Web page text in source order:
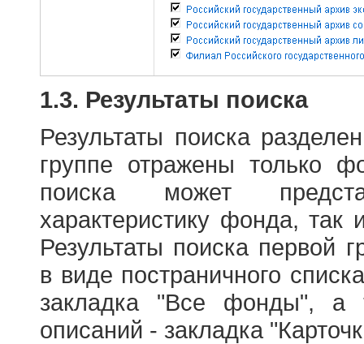
1.3. Результаты поиска
Результаты поиска
группе отражены только
поиска может
характеристику фонда,
Результаты поиска первой
в виде постраничного
закладка "Все фонды", а
описаний - закладка